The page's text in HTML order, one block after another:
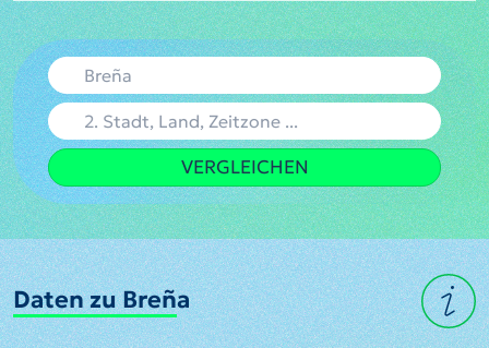
VERGLEICHEN
Daten zu Breña